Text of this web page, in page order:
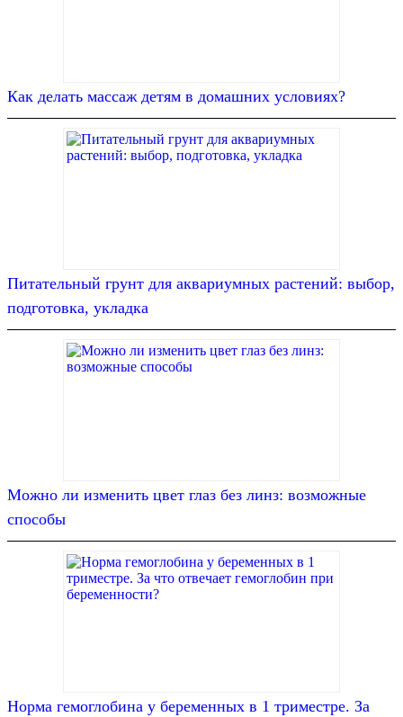
Как делать массаж детям в домашних условиях?
Питательный грунт для аквариумных растений: выбор,
подготовка, укладка
Можно ли изменить цвет глаз без линз: возможные
способы
Норма гемоглобина у беременных в 1 триместре. За